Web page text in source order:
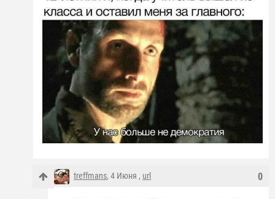
0
treffmans, 4 Июня , url